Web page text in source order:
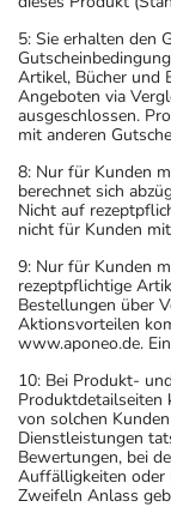
5: Sie erhalten den
Artikel, Bücher und
Angeboten via
ausgeschlossen.
mit anderen
8: Nur für Kunden
berechnet sich
Nicht auf
nicht für Kunden
9: Nur für Kunden
rezeptpflichtige
Bestellungen über
Aktionsvorteilen
www.aponeo.de.
10: Bei Produkt-
Produktdetailseiten
von solchen
Dienstleistungen
Bewertungen, bei
Auffälligkeiten oder
Zweifeln Anlass